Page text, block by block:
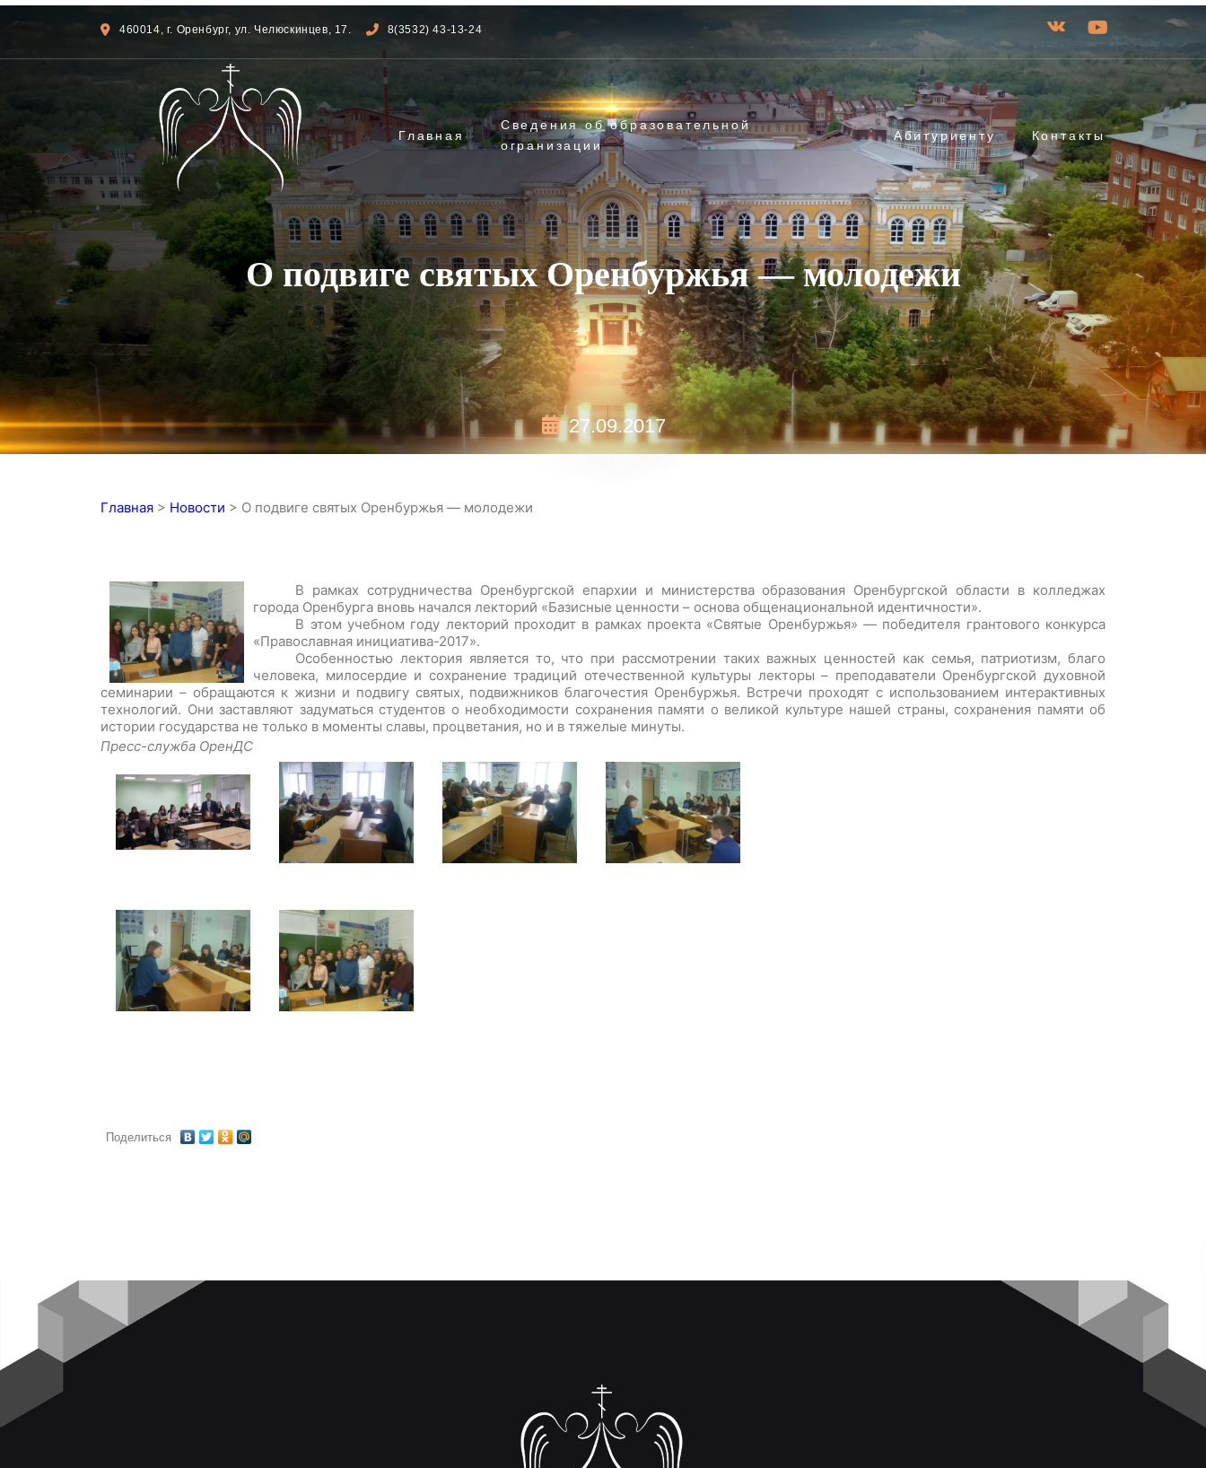
460014, г. Оренбург, ул. Челюскинцев, 17. 8(3532) 43-13-24
Главная
Сведения об образовательной
огранизации
Абитуриенту Контакты
О подвиге святых Оренбуржья — молодежи
27.09.2017
Главная > Новости > О подвиге святых Оренбуржья — молодежи
В рамках сотрудничества Оренбургской епархии и министерства образования Оренбургской области в колледжах
города Оренбурга вновь начался лекторий «Базисные ценности – основа общенациональной идентичности».
В этом учебном году лекторий проходит в рамках проекта «Святые Оренбуржья» — победителя грантового конкурса
«Православная инициатива-2017».
Особенностью лектория является то, что при рассмотрении таких важных ценностей как семья, патриотизм, благо
человека, милосердие и сохранение традиций отечественной культуры лекторы – преподаватели Оренбургской духовной
семинарии – обращаются к жизни и подвигу святых, подвижников благочестия Оренбуржья. Встречи проходят с использованием интерактивных
технологий. Они заставляют задуматься студентов о необходимости сохранения памяти о великой культуре нашей страны, сохранения памяти об
истории государства не только в моменты славы, процветания, но и в тяжелые минуты.
Пресс-служба ОренДС
Поделиться